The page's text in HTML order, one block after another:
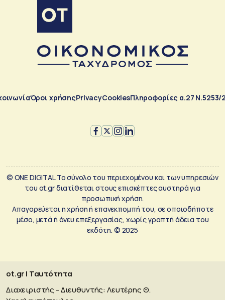
Όροι χρήσηςPrivacyCookiesΠληροφορίες α.27 Ν.5253/
© ONE DIGITAL Το σύνολο του περιεχομένου και των υπηρεσιών
του ot.gr διατίθεται στους επισκέπτες αυστηρά για
προσωπική χρήση.
Απαγορεύεται η χρήση ή επανεκπομπή του, σε οποιοδήποτε
μέσο, μετά ή άνευ επεξεργασίας, χωρίς γραπτή άδεια του
εκδότη. © 2025
ot.gr | Ταυτότητα
Διαχειριστής - Διευθυντής: Λευτέρης Θ.